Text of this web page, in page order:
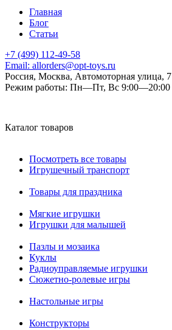
Главная
Блог
Статьи
+7 (499) 112-49-58
Email: allorders@opt-toys.ru
Россия, Москва, Автомоторная улица, 7
Режим работы: Пн—Пт, Вс 9:00—20:00
Каталог товаров
Посмотреть все товары
Игрушечный транспорт
Товары для праздника
Мягкие игрушки
Игрушки для малышей
Пазлы и мозаика
Куклы
Радиоуправляемые игрушки
Сюжетно-ролевые игры
Настольные игры
Конструкторы